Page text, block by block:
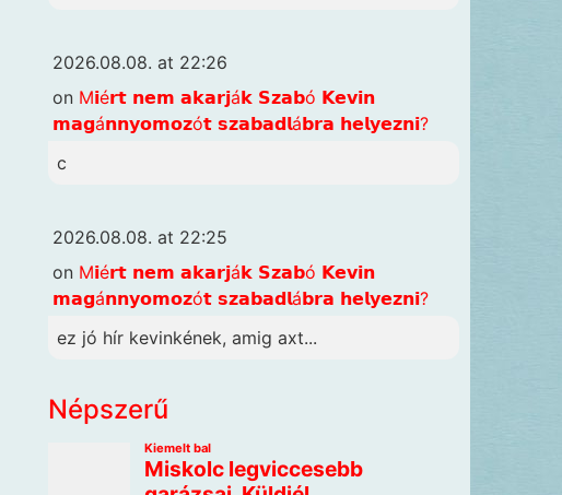
2026.08.08. at 22:26
on M𝗶é𝗿𝘁 𝗻𝗲𝗺 𝗮𝗸𝗮𝗿𝗷á𝗸 𝗦𝘇𝗮𝗯ó 𝗞𝗲𝘃𝗶𝗻
𝗺𝗮𝗴á𝗻𝗻𝘆𝗼𝗺𝗼𝘇ó𝘁 𝘀𝘇𝗮𝗯𝗮𝗱𝗹á𝗯𝗿𝗮 𝗵𝗲𝗹𝘆𝗲𝘇𝗻𝗶?
c
2026.08.08. at 22:25
on M𝗶é𝗿𝘁 𝗻𝗲𝗺 𝗮𝗸𝗮𝗿𝗷á𝗸 𝗦𝘇𝗮𝗯ó 𝗞𝗲𝘃𝗶𝗻
𝗺𝗮𝗴á𝗻𝗻𝘆𝗼𝗺𝗼𝘇ó𝘁 𝘀𝘇𝗮𝗯𝗮𝗱𝗹á𝗯𝗿𝗮 𝗵𝗲𝗹𝘆𝗲𝘇𝗻𝗶?
ez jó hír kevinkének, amig axt...
Népszerű